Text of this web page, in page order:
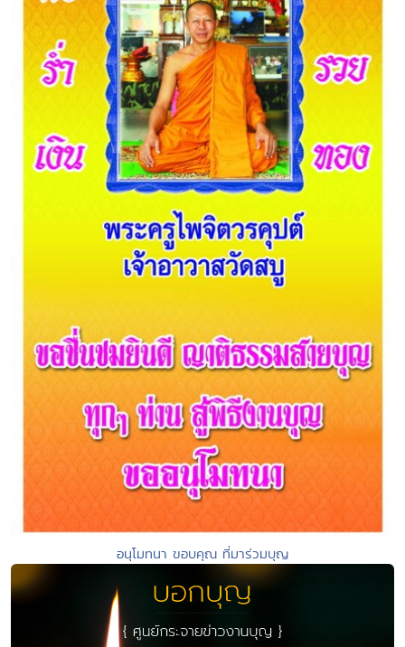
อนุโมทนา ขอบคุณ ที่มาร่วมบุญ